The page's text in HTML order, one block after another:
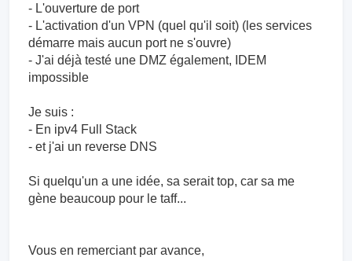
- L'ouverture de port
- L'activation d'un VPN (quel qu'il soit) (les services
démarre mais aucun port ne s'ouvre)
- J'ai déjà testé une DMZ également, IDEM
impossible
Je suis :
- En ipv4 Full Stack
- et j'ai un reverse DNS
Si quelqu'un a une idée, sa serait top, car sa me
gène beaucoup pour le taff...
Vous en remerciant par avance,